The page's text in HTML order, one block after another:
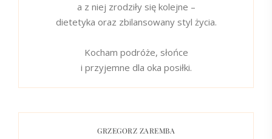
a z niej zrodziły się kolejne –
dietetyka oraz zbilansowany styl życia.
Kocham podróże, słońce
i przyjemne dla oka posiłki.
GRZEGORZ ZAREMBA